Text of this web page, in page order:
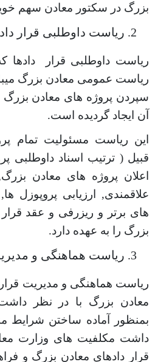
بزرگ در سکتور معادن سهم
ریاست داوطلبی قرار
ریاست داوطلبی قرار دادها
ریاست عمومی معادن بزرگ
سپردن پروژه های معادن
آن ایجاد گردیده است.
این ریاست مسئولیت تمام
قبیل ( ترتیب اسناد داوطلبی
اعلان پروژه های معادن بزرگ
علاقمندی, ارزیابی پروپوزل ها,
های برتر و ریزرفی و عقد
بزرگ را به عهده دارد.
ریاست هماهنگی و
ریاست هماهنگی و مدیریت
معادن بزرگ با در نظر
بمنظور آماده ساختن شرایط
داشت مکلفیت های وزارت
قرار دادهای معادن بزرگ و